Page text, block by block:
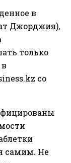
в
Джорджия),
только
со
самим. Не